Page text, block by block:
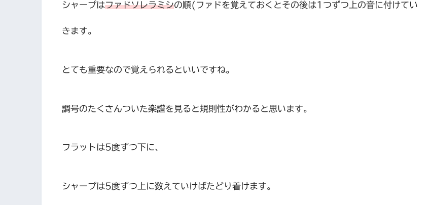
シャープはファドソレラミシの順(ファドを覚えておくとその後は1つずつ上の音に付けてい
きます。
とても重要なので覚えられるといいですね。
調号のたくさんついた楽譜を見ると規則性がわかると思います。
フラットは5度ずつ下に、
シャープは5度ずつ上に数えていけばたどり着けます。